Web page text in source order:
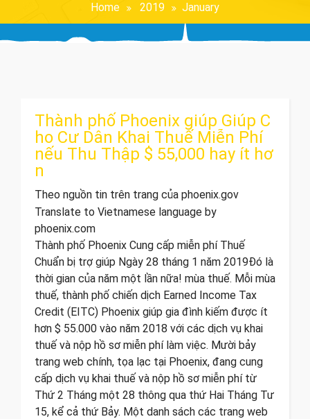
Home 2019 January
Thành phố Phoenix giúp Giúp C
ho Cư Dân Khai Thuế Miễn Phí
nếu Thu Thập $ 55,000 hay ít hơ
n
Theo nguồn tin trên trang của phoenix.gov
Translate to Vietnamese language by
phoenix.com
Thành phố Phoenix Cung cấp miễn phí Thuế
Chuẩn bị trợ giúp Ngày 28 tháng 1 năm 2019 ​ Đó là
thời gian của năm một lần nữa! mùa thuế. Mỗi mùa
thuế, thành phố chiến dịch Earned Income Tax
Credit (EITC) Phoenix giúp gia đình kiếm được ít
hơn $ 55.000 vào năm 2018 với các dịch vụ khai
thuế và nộp hồ sơ miễn phí làm việc. Mười bảy
trang web chính, tọa lạc tại Phoenix, đang cung
cấp dịch vụ khai thuế và nộp hồ sơ miễn phí từ
Thứ 2 Tháng một 28 thông qua thứ Hai Tháng Tư
15, kể cả thứ Bảy. Một danh sách các trang web